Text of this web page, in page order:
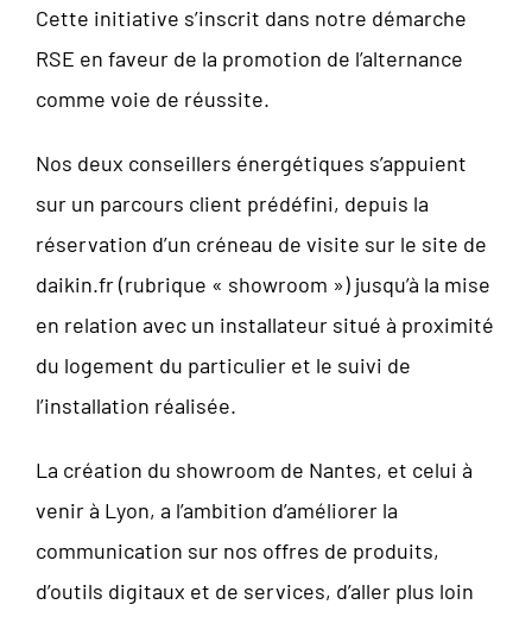
Cette initiative s’inscrit dans notre démarche
RSE en faveur de la promotion de l’alternance
comme voie de réussite.
Nos deux conseillers énergétiques s’appuient
sur un parcours client prédéfini, depuis la
réservation d’un créneau de visite sur le site de
daikin.fr (rubrique « showroom ») jusqu’à la mise
en relation avec un installateur situé à proximité
du logement du particulier et le suivi de
l’installation réalisée.
La création du showroom de Nantes, et celui à
venir à Lyon, a l’ambition d’améliorer la
communication sur nos offres de produits,
d’outils digitaux et de services, d’aller plus loin